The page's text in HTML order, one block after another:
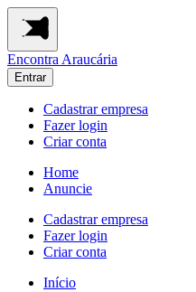
Encontra Araucária
Entrar
Cadastrar empresa
Fazer login
Criar conta
Home
Anuncie
Cadastrar empresa
Fazer login
Criar conta
Início